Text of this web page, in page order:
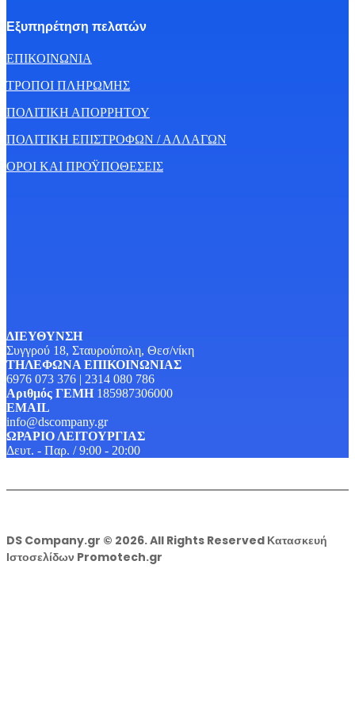
Εξυπηρέτηση πελατών
ΕΠΙΚΟΙΝΩΝΙΑ
ΤΡΟΠΟΙ ΠΛΗΡΩΜΗΣ
ΠΟΛΙΤΙΚΗ ΑΠΟΡΡΗΤΟΥ
ΠΟΛΙΤΙΚΗ ΕΠΙΣΤΡΟΦΩΝ / ΑΛΛΑΓΩΝ
ΟΡΟΙ ΚΑΙ ΠΡΟΫΠΟΘΕΣΕΙΣ
ΔΙΕΥΘΥΝΣΗ
Συγγρού 18, Σταυρούπολη, Θεσ/νίκη
ΤΗΛΕΦΩΝΑ ΕΠΙΚΟΙΝΩΝΙΑΣ
6976 073 376 | 2314 080 786
Αριθμός ΓΕΜΗ 185987306000
EMAIL
info@dscompany.gr
ΩΡΑΡΙΟ ΛΕΙΤΟΥΡΓΙΑΣ
Δευτ. - Παρ. / 9:00 - 20:00
DS Company.gr © 2026. All Rights Reserved Κατασκευή
Ιστοσελίδων Promotech.gr